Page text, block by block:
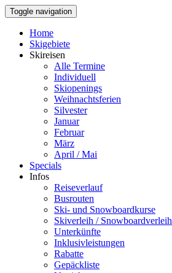
Toggle navigation
Home
Skigebiete
Skireisen
Alle Termine
Individuell
Skiopenings
Weihnachtsferien
Silvester
Januar
Februar
März
April / Mai
Specials
Infos
Reiseverlauf
Busrouten
Ski- und Snowboardkurse
Skiverleih / Snowboardverleih
Unterkünfte
Inklusivleistungen
Rabatte
Gepäckliste